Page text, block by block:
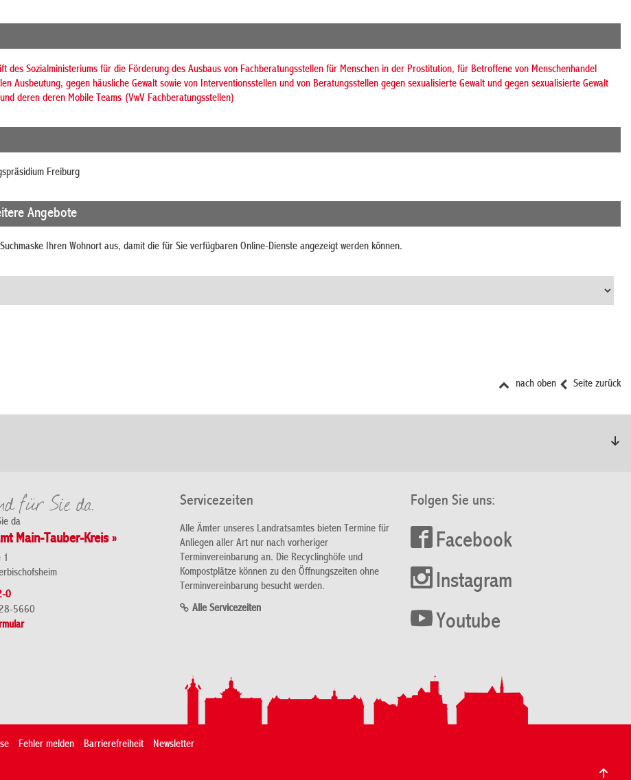
des Sozialministeriums für die Förderung des Ausbaus von Fachberatungsstellen für Menschen in der Prostitution, für Betroffene von Menschenhandel
Ausbeutung, gegen häusliche Gewalt sowie von Interventionsstellen und von Beratungsstellen gegen sexualisierte Gewalt und gegen sexualisierte Gewalt
deren deren Mobile Teams (VwV Fachberatungsstellen)
Freiburg
Angebote
Ihren Wohnort aus, damit die für Sie verfügbaren Online-Dienste angezeigt werden können.
Seite zurück
nach oben
da
Main-Tauber-Kreis »
1
0
5660
Servicezeiten
Alle Ämter unseres Landratsamtes bieten Termine für
Anliegen aller Art nur nach vorheriger
Terminvereinbarung an. Die Recyclinghöfe und
Kompostplätze können zu den Öffnungszeiten ohne
Terminvereinbarung besucht werden.
Alle Servicezeiten
Folgen Sie uns:
Facebook
Instagram
Youtube
Fehler melden Barrierefreiheit Newsletter